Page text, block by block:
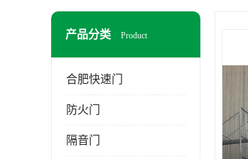
产品分类 Product
合肥快速门
防火门
隔音门